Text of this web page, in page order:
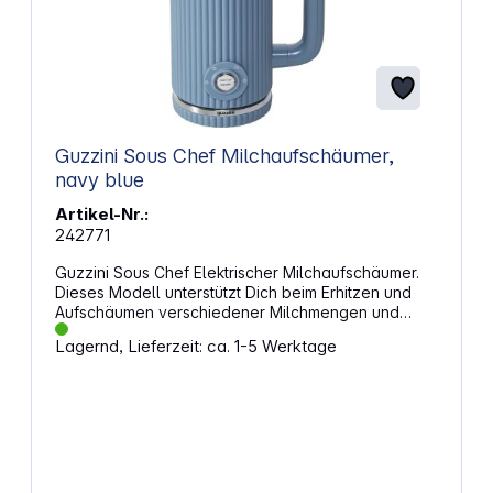
Guzzini Sous Chef Milchaufschäumer,
navy blue
Artikel-Nr.:
242771
Guzzini Sous Chef Elektrischer Milchaufschäumer.
Dieses Modell unterstützt Dich beim Erhitzen und
Aufschäumen verschiedener Milchmengen und
passt gut in den Alltag. Die Funktionen lassen sich
vielseitig einsetzen, sodass Du unterschiedliche
Lagernd, Lieferzeit: ca. 1-5 Werktage